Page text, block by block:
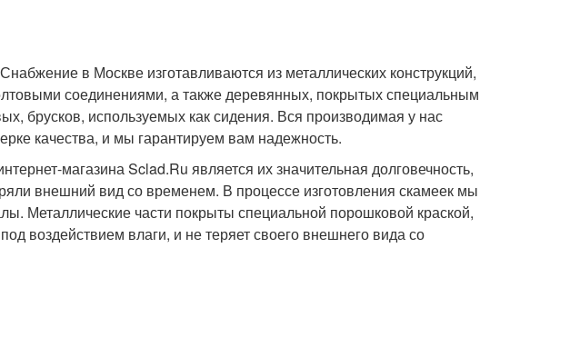
в Москве изготавливаются из металлических конструкций,
соединениями, а также деревянных, покрытых специальным
брусков, используемых как сидения. Вся производимая у нас
качества, и мы гарантируем вам надежность.
магазина Sclad.Ru является их значительная долговечность,
внешний вид со временем. В процессе изготовления скамеек мы
Металлические части покрыты специальной порошковой краской,
воздействием влаги, и не теряет своего внешнего вида со